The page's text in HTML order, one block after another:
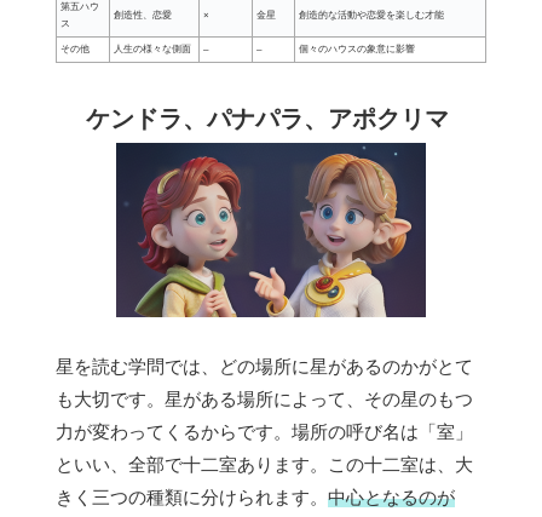
第五ハウ
ス
創造性、恋愛 × 金星 創造的な活動や恋愛を楽しむ才能
その他 人生の様々な側面 – – 個々のハウスの象意に影響
ケンドラ、パナパラ、アポクリマ
星を読む学問では、どの場所に星があるのかがとて
も大切です。星がある場所によって、その星のもつ
力が変わってくるからです。場所の呼び名は「室」
といい、全部で十二室あります。この十二室は、大
きく三つの種類に分けられます。 中心となるのが